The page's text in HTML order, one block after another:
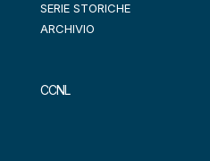
SERIE STORICHE
ARCHIVIO
CCNL